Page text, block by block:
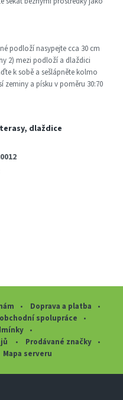
podloží nasypejte cca 30 cm
2) mezi podloží a dlaždici
k sobě a sešlápněte kolmo
zeminy a písku v poměru 30:70
dlaždice
Doprava a platba
spolupráce
Prodávané značky
Mapa serveru